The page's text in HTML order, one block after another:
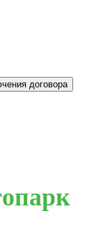
договора